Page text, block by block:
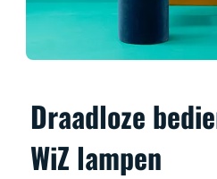
Draadloze
WiZ lampen